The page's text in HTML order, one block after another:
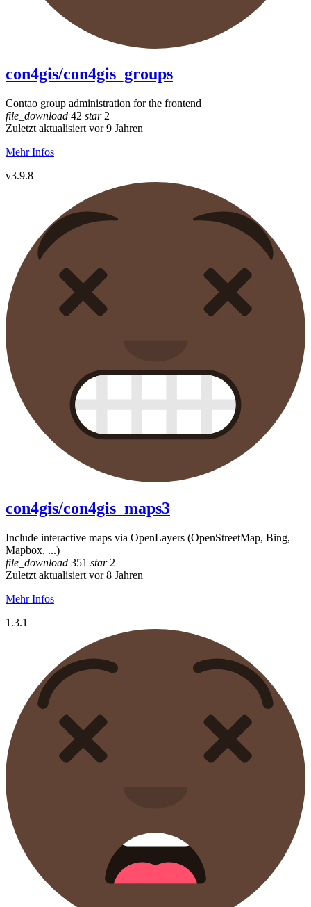
con4gis/con4gis_groups
Contao group administration for the frontend
file_download 42 star2
Zuletzt aktualisiert vor 9 Jahren
Mehr Infos
v3.9.8
con4gis/con4gis_maps3
Include interactive maps via OpenLayers (OpenStreetMap, Bing,
Mapbox, ...)
file_download 351 star2
Zuletzt aktualisiert vor 8 Jahren
Mehr Infos
1.3.1